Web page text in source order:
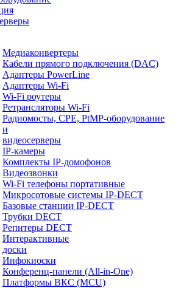
Медиаконвертеры
Кабели прямого подключения (DAC)
Адаптеры PowerLine
Адаптеры Wi-Fi
Wi-Fi роутеры
Ретрансляторы Wi-Fi
Радиомосты, CPE, PtMP-оборудование
видеосерверы
IP-камеры
Комплекты IP-домофонов
Видеозвонки
Wi-Fi телефоны портативные
Микросотовые системы IP-DECT
Базовые станции IP-DECT
Трубки DECT
Репитеры DECT
Интерактивные
доски
Инфокиоски
Конференц-панели (All-in-One)
Платформы ВКС (MCU)